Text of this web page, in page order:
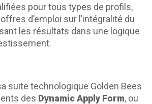
pour tous types de profils,
d’emploi sur l’intégralité du
les résultats dans une logique
suite technologique Golden Bees
des Dynamic Apply Form, ou